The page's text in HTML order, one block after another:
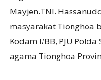
Mayjen.TNI.
masyarakat Tionghoa
Kodam I/BB, PJU
agama Tionghoa